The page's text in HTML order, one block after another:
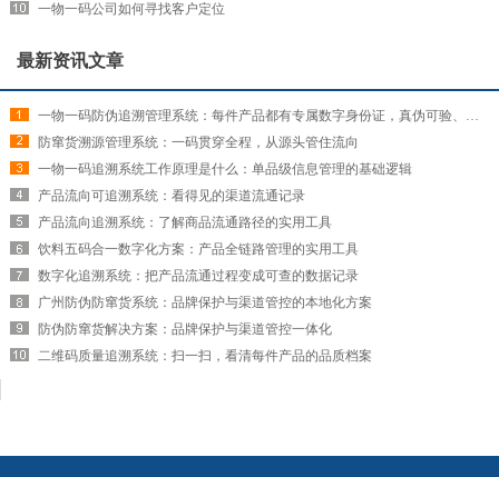
一物一码公司如何寻找客户定位
最新资讯文章
一物一码防伪追溯管理系统：每件产品都有专属数字身份证，真伪可验、来源可查
防窜货溯源管理系统：一码贯穿全程，从源头管住流向
一物一码追溯系统工作原理是什么：单品级信息管理的基础逻辑
产品流向可追溯系统：看得见的渠道流通记录
产品流向追溯系统：了解商品流通路径的实用工具
饮料五码合一数字化方案：产品全链路管理的实用工具
数字化追溯系统：把产品流通过程变成可查的数据记录
广州防伪防窜货系统：品牌保护与渠道管控的本地化方案
防伪防窜货解决方案：品牌保护与渠道管控一体化
二维码质量追溯系统：扫一扫，看清每件产品的品质档案